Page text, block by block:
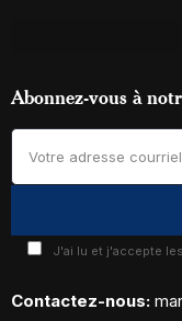
Abonnez-vous à
J'ai lu et j'accepte les
Contactez-nous: